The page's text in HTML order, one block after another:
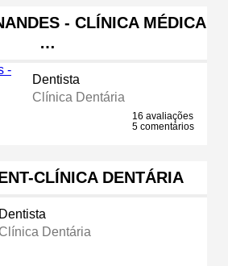
- CLÍNICA MÉDICA
…
Dentista
Clínica Dentária
16 avaliações
5 comentários
CLÍNICA DENTÁRIA
Dentista
Clínica Dentária